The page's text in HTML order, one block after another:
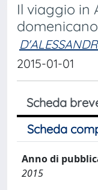
Il viaggio in
2015-01-01
Scheda
Scheda
Anno di
2015